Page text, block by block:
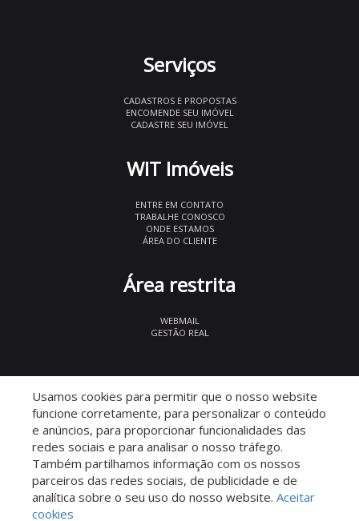
Serviços
CADASTROS E PROPOSTAS
ENCOMENDE SEU IMÓVEL
CADASTRE SEU IMÓVEL
WIT Imóveis
ENTRE EM CONTATO
TRABALHE CONOSCO
ONDE ESTAMOS
ÁREA DO CLIENTE
Área restrita
WEBMAIL
GESTÃO REAL
Descomplicado por:
Usamos cookies para permitir que o nosso website
funcione corretamente, para personalizar o conteúdo
e anúncios, para proporcionar funcionalidades das
redes sociais e para analisar o nosso tráfego.
Também partilhamos informação com os nossos
parceiros das redes sociais, de publicidade e de
analítica sobre o seu uso do nosso website. Aceitar
cookies